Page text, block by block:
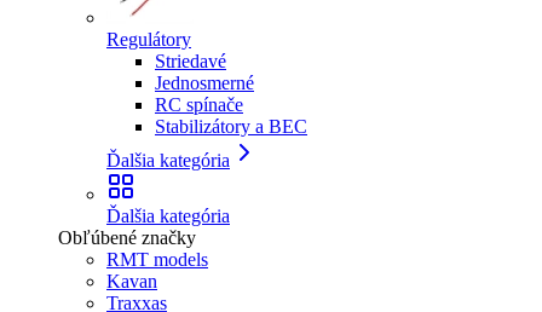
Regulátory
Striedavé
Jednosmerné
RC spínače
Stabilizátory a BEC
Ďalšia kategória
Ďalšia kategória
Obľúbené značky
RMT models
Kavan
Traxxas